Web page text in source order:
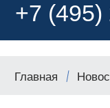
+7 (495)
Главная